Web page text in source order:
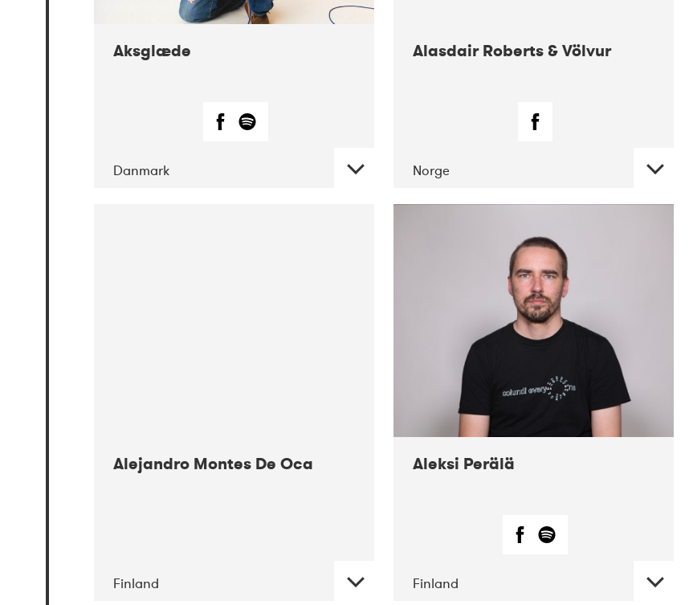
Aksglæde
Danmark
Alasdair Roberts & Völvur
Norge
CONCERTS
02-2019
Fanø
Free Folk
Festival
Alejandro Montes De Oca
Finland
Aleksi Perälä
Finland